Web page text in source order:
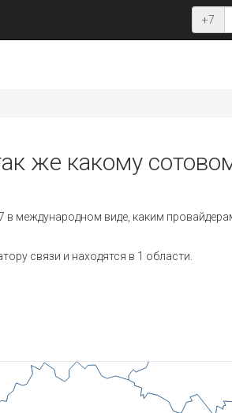
+7
же какому
международном виде, каким
связи и находятся в 1 области.